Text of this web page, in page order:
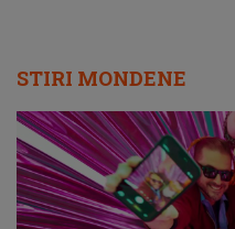
STIRI MONDENE